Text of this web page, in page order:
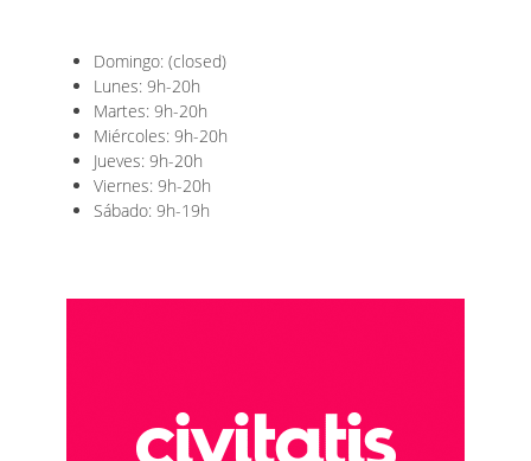
Domingo: (closed)
Lunes: 9h-20h
Martes: 9h-20h
Miércoles: 9h-20h
Jueves: 9h-20h
Viernes: 9h-20h
Sábado: 9h-19h